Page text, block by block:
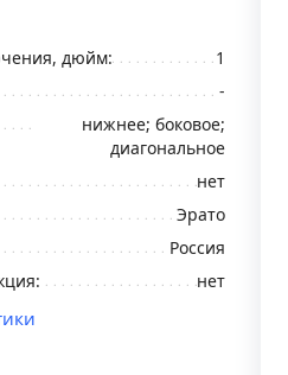
дюйм:
1
-
нижнее; боковое;
диагональное
нет
Эрато
Россия
нет